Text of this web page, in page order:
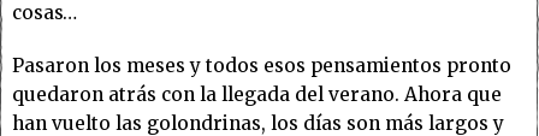
cosas…
Pasaron los meses y todos esos pensamientos pronto
quedaron atrás con la llegada del verano. Ahora que
han vuelto las golondrinas, los días son más largos y